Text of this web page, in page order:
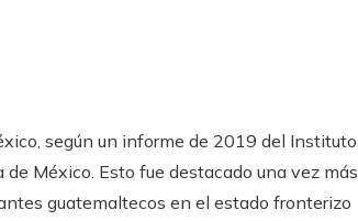
según un informe de 2019 del Instituto
México. Esto fue destacado una vez más
guatemaltecos en el estado fronterizo